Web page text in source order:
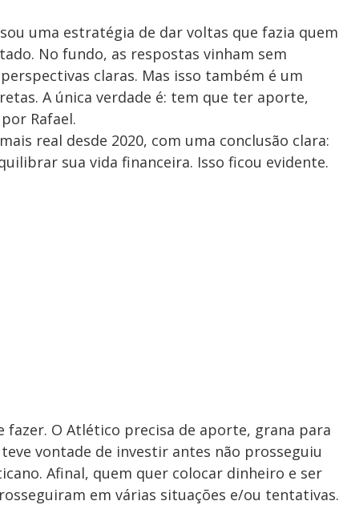
uma estratégia de dar voltas que fazia quem
No fundo, as respostas vinham sem
claras. Mas isso também é um
A única verdade é: tem que ter aporte,
Rafael.
real desde 2020, com uma conclusão clara:
sua vida financeira. Isso ficou evidente.
O Atlético precisa de aporte, grana para
vontade de investir antes não prosseguiu
Afinal, quem quer colocar dinheiro e ser
em várias situações e/ou tentativas.